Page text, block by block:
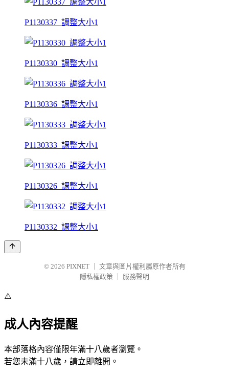
P1130337_調整大小1
P1130330_調整大小1
P1130336_調整大小1
P1130333_調整大小1
P1130326_調整大小1
P1130332_調整大小1
© 2026 PIXNET
文章與圖片權利屬原作者所有
隱私權政策
服務聲明
⚠️
成人內容提醒
本部落格內容僅限年滿十八歲者瀏覽。
若您未滿十八歲，請立即離開。